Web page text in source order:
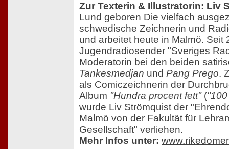
Zur Texterin & Illustratorin: Liv
Lund geboren Die vielfach
schwedische Zeichnerin und
und arbeitet heute in Malmö. Seit
Jugendradiosender "Sveriges
Moderatorin bei den beiden
Tankesmedjan und Pang Prego.
als Comiczeichnerin der
Album "Hundra procent fett"(
wurde Liv Strömquist der
Malmö von der Fakultät für
Gesellschaft" verliehen.
Mehr Infos unter: